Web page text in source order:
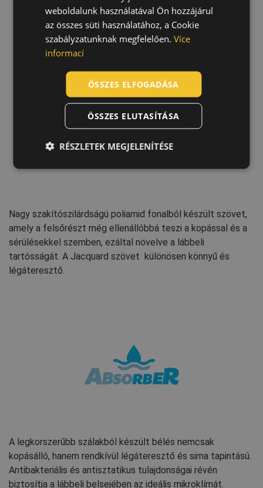
Technológia
Nagy szakítószilárdságú poliamid fonalból készült szövet,
amely a felsőrészt még ellenállóbbá teszi a kopással és a
sérülésekkel szemben, ezáltal növelve a lábbeli
tartósságát. A Jacquard szövet különösen könnyű és
légáteresztő.
A legkorszerűbb szálakból készült bélés nemcsak
kopásálló, hanem rendkívül légáteresztő és sima tapintású.
Antibakteriális és antisztatikus tulajdonságai révén
biztosítja a lábbeli belsejében az ideális mikroklímát.
HUNGARIAN
SLOVAK
GERMAN
weboldalunk használatával Ön hozzájárul
az összes süti használatához, a Cookie
szabályzatunknak megfelelően. Více
informací
ÖSSZES ELFOGADÁSA
ÖSSZES ELUTASÍTÁSA
RÉSZLETEK MEGJELENÍTÉSE